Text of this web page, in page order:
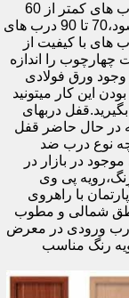
اولین راه وزن درب هست که به صورت کلی درب های کمتر از 60
کیلوگرم جزء درب های بی کیفیت محسوب میشود،70 تا 90 درب های
جزء درب های با کیفیت از
چهارچوب را اندازه
وجود ورق فولادی
این کار میتونید
دربهای
در حال حاضر قفل
نوع درب ضد
در بازار در
رنگ،رویه پی وی
با راهروی
شمالی و مطوب
درب ورودی در معرض
رنگ مناسب